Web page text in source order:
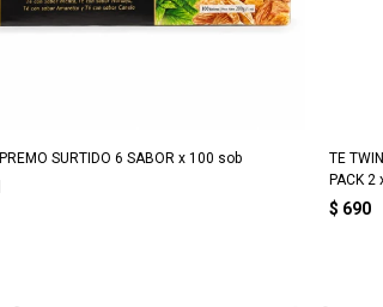
SURTIDO 6 SABOR x 100 sob
TE
PACK 2
$ 690